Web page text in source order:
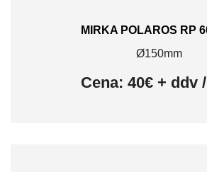
MIRKA POLAROS RP
Ø150mm
Cena: 40€ + ddv